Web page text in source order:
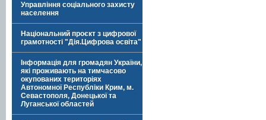
Управління соціального захисту
населення
Національний проєкт з цифрової
грамотності "Дія.Цифрова освіта"
Інформація для громадян України,
які проживають на тимчасово
окупованих територіях
Автономної Республіки Крим, м.
Севастополя, Донецької та
Луганської областей